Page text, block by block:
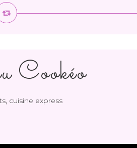
Cookéo
, cuisine express